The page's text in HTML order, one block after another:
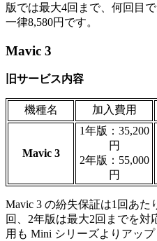
版では最大4回まで、何回目
一律8,580円です。
Mavic 3
旧サービス内容
機種名 加入費用
Mavic 3
1年版：35,200
円
2年版：55,000
円
Mavic 3 の紛失保証は1回あた
回、2年版は最大2回までを
用も Mini シリーズよりアップ